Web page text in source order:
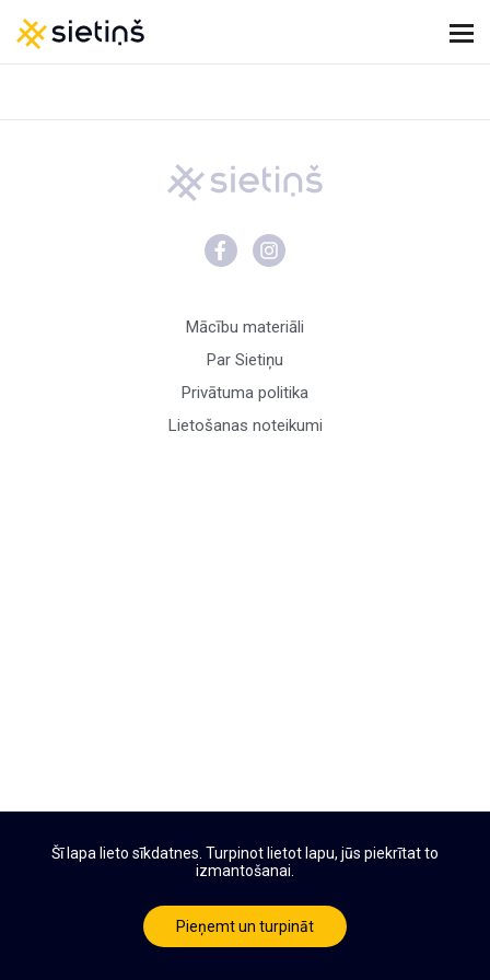
Šī lapa lieto sīkdatnes. Turpinot lietot lapu, jūs piekrītat to
izmantošanai.
Pieņemt un turpināt
Mācību materiāli
Par Sietiņu
Privātuma politika
Lietošanas noteikumi